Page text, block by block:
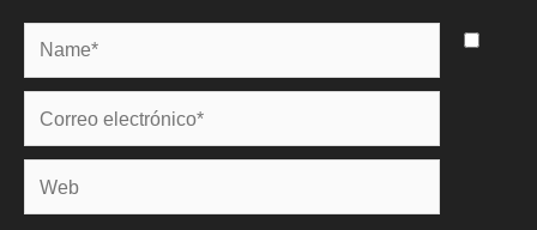
Name*
Correo
electrónico*
Web